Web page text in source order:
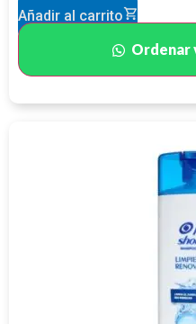
Añadir al carrito
Ordenar